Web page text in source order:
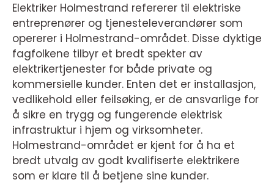
Elektriker Holmestrand refererer til elektriske
entreprenører og tjenesteleverandører som
opererer i Holmestrand-området. Disse dyktige
fagfolkene tilbyr et bredt spekter av
elektrikertjenester for både private og
kommersielle kunder. Enten det er installasjon,
vedlikehold eller feilsøking, er de ansvarlige for
å sikre en trygg og fungerende elektrisk
infrastruktur i hjem og virksomheter.
Holmestrand-området er kjent for å ha et
bredt utvalg av godt kvalifiserte elektrikere
som er klare til å betjene sine kunder.